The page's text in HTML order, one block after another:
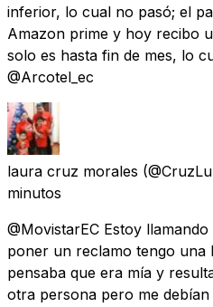
inferior, lo cual no pasó; el
Amazon prime y hoy recibo
solo es hasta fin de mes, lo
@Arcotel_ec
laura cruz morales
minutos
@MovistarEC Estoy
poner un reclamo tengo una
pensaba que era mía y
otra persona pero me